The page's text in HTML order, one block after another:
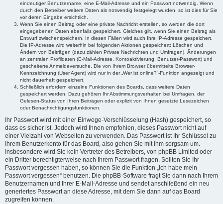
eindeutiger Benutzername, eine E-Mail-Adresse und ein Passwort notwendig. Wenn
durch den Betreiber weitere Daten als notwendig festgelegt wurden, so ist dies für Sie
vor deren Eingabe ersichtlich.
Wenn Sie einen Beitrag oder eine private Nachricht erstellen, so werden die dort
eingegebenen Daten ebenfalls gespeichert. Gleiches gilt, wenn Sie einen Beitrag als
Entwurf zwischenspeichern. In diesen Fällen wird auch Ihre IP-Adresse gespeichert.
Die IP-Adresse wird weiterhin bei folgenden Aktionen gespeichert: Löschen und
Ändern von Beiträgen (dazu zählen Private Nachrichten und Umfragen), Änderungen
an zentralen Profildaten (E-Mail-Adresse, Kontoaktivierung, Benutzer-Passwort) und
gescheiterte Anmeldeversuche. Die von Ihrem Browser übermittelte Browser-
Kennzeichnung (User Agent) wird nur in der „Wer ist online?“-Funktion angezeigt und
nicht dauerhaft gespeichert.
Schließlich erfordern einzelne Funktionen des Boards, dass weitere Daten
gespeichert werden. Dazu gehören Ihr Abstimmungsverhalten bei Umfragen, der
Gelesen-Status von Ihren Beiträgen oder explizit von Ihnen gesetzte Lesezeichen
oder Benachrichtigungsfunktionen.
Ihr Passwort wird mit einer Einwege-Verschlüsselung (Hash) gespeichert, so
dass es sicher ist. Jedoch wird Ihnen empfohlen, dieses Passwort nicht auf
einer Vielzahl von Webseiten zu verwenden. Das Passwort ist Ihr Schlüssel zu
Ihrem Benutzerkonto für das Board, also gehen Sie mit ihm sorgsam um.
Insbesondere wird Sie kein Vertreter des Betreibers, von phpBB Limited oder
ein Dritter berechtigterweise nach Ihrem Passwort fragen. Sollten Sie Ihr
Passwort vergessen haben, so können Sie die Funktion „Ich habe mein
Passwort vergessen“ benutzen. Die phpBB-Software fragt Sie dann nach Ihrem
Benutzernamen und Ihrer E-Mail-Adresse und sendet anschließend ein neu
generiertes Passwort an diese Adresse, mit dem Sie dann auf das Board
zugreifen können.